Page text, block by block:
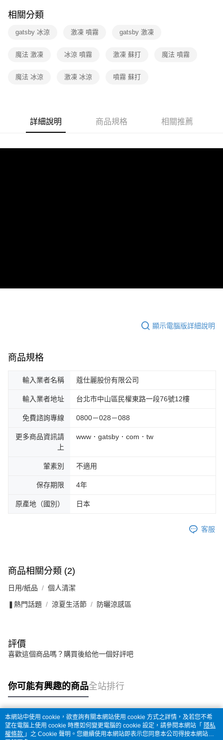
相關分類
gatsby 冰涼 激凍 噴霧 gatsby 激凍
魔法 激凍 冰涼 噴霧 激凍 蘇打 魔法 噴霧
魔法 冰涼 激凍 冰涼 噴霧 蘇打
詳細說明 商品規格 相關推薦
顯示電腦版詳細說明
商品規格
輸入業者名稱 蔻仕麗股份有限公司
輸入業者地址 台北市中山區民權東路一段76號12樓
免費諮詢專線 0800－028－088
更多商品資訊請
上
www．gatsby．com．tw
葷素別 不適用
保存期限 4年
原產地（國別） 日本
客服
商品相關分類 (2)
日用/紙品 個人清潔
❚熱門話題 涼夏生活節 防曬涼感區
評價
喜歡這個商品嗎？購買後給他一個好評吧
你可能有興趣的商品全站排行
熱門標籤
本網站中使用 cookie，欲查詢有關本網站使用 cookie 方式之詳情，及若您不希
望在電腦上使用 cookie 時應如何變更電腦的 cookie 設定，請參閱本網站「 隱私
權條款 」之 Cookie 聲明。您繼續使用本網站即表示您同意本公司得按本網站使